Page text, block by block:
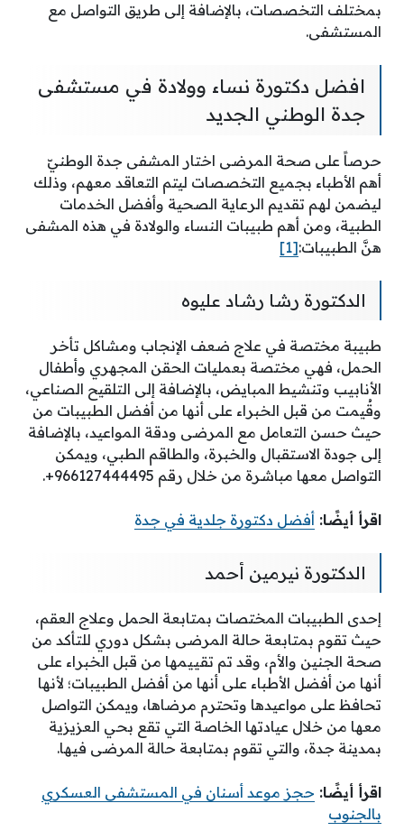
بمختلف التخصصات، بالإضافة إلى طريق التواصل مع
المستشفى.
افضل دكتورة نساء وولادة في مستشفى
جدة الوطني الجديد
حرصاً على صحة المرضى اختار المشفى جدة الوطنيّ
أهم الأطباء بجميع التخصصات ليتم التعاقد معهم، وذلك
ليضمن لهم تقديم الرعاية الصحية وأفضل الخدمات
الطبية، ومن أهم طبيبات النساء والولادة في هذه المشفى
هنَّ الطبيبات:[1]
الدكتورة رشا رشاد عليوه
طبيبة مختصة في علاج ضعف الإنجاب ومشاكل تأخر
الحمل، فهي مختصة بعمليات الحقن المجهري وأطفال
الأنابيب وتنشيط المبايض، بالإضافة إلى التلقيح الصناعي،
وقُيمت من قبل الخبراء على أنها من أفضل الطبيبات من
حيث حسن التعامل مع المرضى ودقة المواعيد، بالإضافة
إلى جودة الاستقبال والخبرة، والطاقم الطبي، ويمكن
التواصل معها مباشرة من خلال رقم 966127444495+.
اقرأ أيضًا: أفضل دكتورة جلدية في جدة
الدكتورة نيرمين أحمد
إحدى الطبيبات المختصات بمتابعة الحمل وعلاج العقم،
حيث تقوم بمتابعة حالة المرضى بشكل دوري للتأكد من
صحة الجنين والأم، وقد تم تقييمها من قبل الخبراء على
أنها من أفضل الأطباء على أنها من أفضل الطبيبات؛ لأنها
تحافظ على مواعيدها وتحترم مرضاها، ويمكن التواصل
معها من خلال عيادتها الخاصة التي تقع بحي العزيزية
بمدينة جدة، والتي تقوم بمتابعة حالة المرضى فيها.
اقرأ أيضًا: حجز موعد أسنان في المستشفى العسكري
بالجنوب